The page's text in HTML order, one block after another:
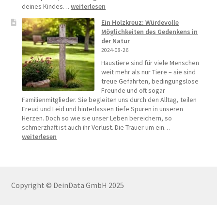
deines Kindes…Persönliche
setzen:
Dein
selbstgestaltetes
Baby-
Mobile
weiterlesen
Ein Holzkreuz: Würdevolle
Möglichkeiten des Gedenkens in
der Natur
2024-08-26
Haustiere sind für viele Menschen
weit mehr als nur Tiere – sie sind
treue Gefährten, bedingungslose
Freunde und oft sogar
Familienmitglieder. Sie begleiten uns durch den Alltag, teilen
Freud und Leid und hinterlassen tiefe Spuren in unseren
Herzen. Doch so wie sie unser Leben bereichern, so
schmerzhaft ist auch ihr Verlust. Die Trauer um ein…
weiterlesen
Copyright © DeinData GmbH 2025